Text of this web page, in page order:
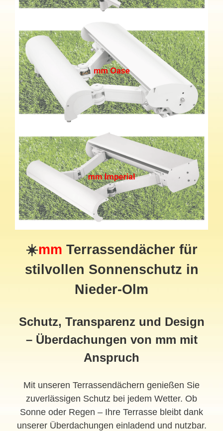
☀️mm Terrassendächer für
stilvollen Sonnenschutz in
Nieder-Olm
Schutz, Transparenz und Design
– Überdachungen von mm mit
Anspruch
Mit unseren Terrassendächern genießen Sie
zuverlässigen Schutz bei jedem Wetter. Ob
Sonne oder Regen – Ihre Terrasse bleibt dank
unserer Überdachungen einladend und nutzbar.